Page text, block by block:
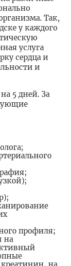
Так,
у каждого
услуга
сердца и
и
5 дней. За
профиля;
на